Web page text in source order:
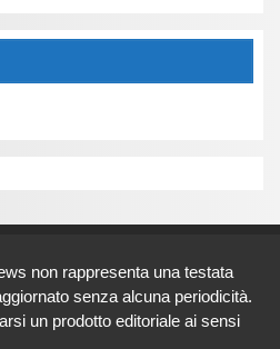
non rappresenta una testata
senza alcuna periodicità.
un prodotto editoriale ai sensi